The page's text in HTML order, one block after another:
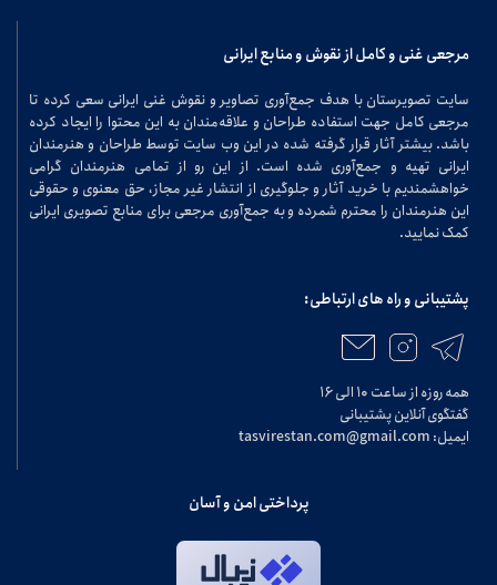
مرجعی غنی و کامل از نقوش و منابع ایرانی
سایت تصویرستان با هدف جمع‌آوری تصاویر و نقوش غنی ایرانی سعی کرده تا
مرجعی کامل جهت استفاده طراحان و علاقه‌مندان به این محتوا را ایجاد کرده
باشد. بیشتر آثار قرار گرفته شده در این وب سایت توسط طراحان و هنرمندان
ایرانی تهیه و جمع‌آوری شده است. از این رو از تمامی هنرمندان گرامی
خواهشمندیم با خرید آثار و جلوگیری از انتشار غیر مجاز، حق معنوی و حقوقی
این هنرمندان را محترم شمرده و به جمع‌آوری مرجعی برای منابع تصویری ایرانی
کمک نمایید.
پشتیبانی و راه های ارتباطی:
همه روزه از ساعت ۱۰ الی ۱۶
گفتگوی آنلاین پشتیبانی
ایمیل: tasvirestan.com@gmail.com
پرداختی امن و آسان